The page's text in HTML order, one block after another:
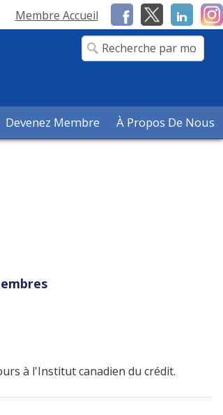
Membre Accueil
Devenez Membre À Propos De Nous
à l'Institut canadien du crédit.